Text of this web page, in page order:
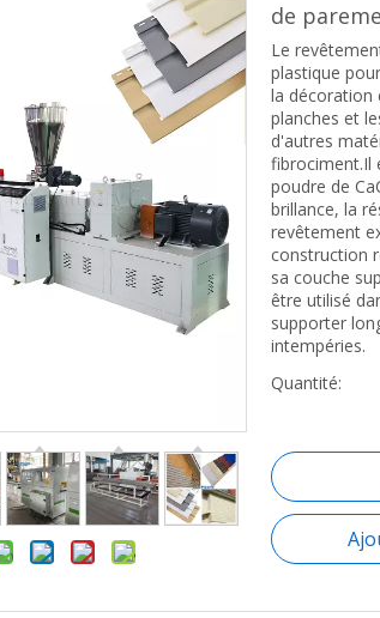
de
Le
plastique
la décoration
planches et
d'autres
fibrociment.Il
poudre de
brillance, la
revêtement
construction
sa couche
être utilisé
supporter
intempéries.
Quantité: